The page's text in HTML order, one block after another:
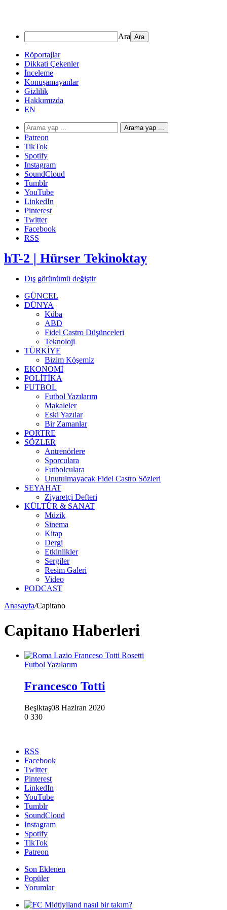
Ara
Röportajlar
Dikkati Çekenler
İnceleme
Konuşamayanlar
Gizlilik
Hakkımızda
EN
Arama yap ...
Patreon
TikTok
Spotify
Instagram
SoundCloud
Tumblr
YouTube
LinkedIn
Pinterest
Twitter
Facebook
RSS
hT-2 | Hürser Tekinoktay
Dış görünümü değiştir
GÜNCEL
DÜNYA
Küba
ABD
Fidel Castro Düşünceleri
Teknoloji
TÜRKİYE
Bizim Köşemiz
EKONOMİ
POLİTİKA
FUTBOL
Futbol Yazılarım
Makaleler
Eski Yazılar
Bir Zamanlar
PORTRE
SÖZLER
Antrenörlere
Sporculara
Futbolculara
Unutulmayacak Fidel Castro Sözleri
SEYAHAT
Ziyaretçi Defteri
KÜLTÜR & SANAT
Müzik
Sinema
Kitap
Dergi
Etkinlikler
Sergiler
Resim Galeri
Video
PODCAST
Anasayfa/Capitano
Capitano Haberleri
Futbol Yazılarım
Francesco Totti
Beşiktaş08 Haziran 2020
0 330
RSS
Facebook
Twitter
Pinterest
LinkedIn
YouTube
Tumblr
SoundCloud
Instagram
Spotify
TikTok
Patreon
Son Eklenen
Popüler
Yorumlar